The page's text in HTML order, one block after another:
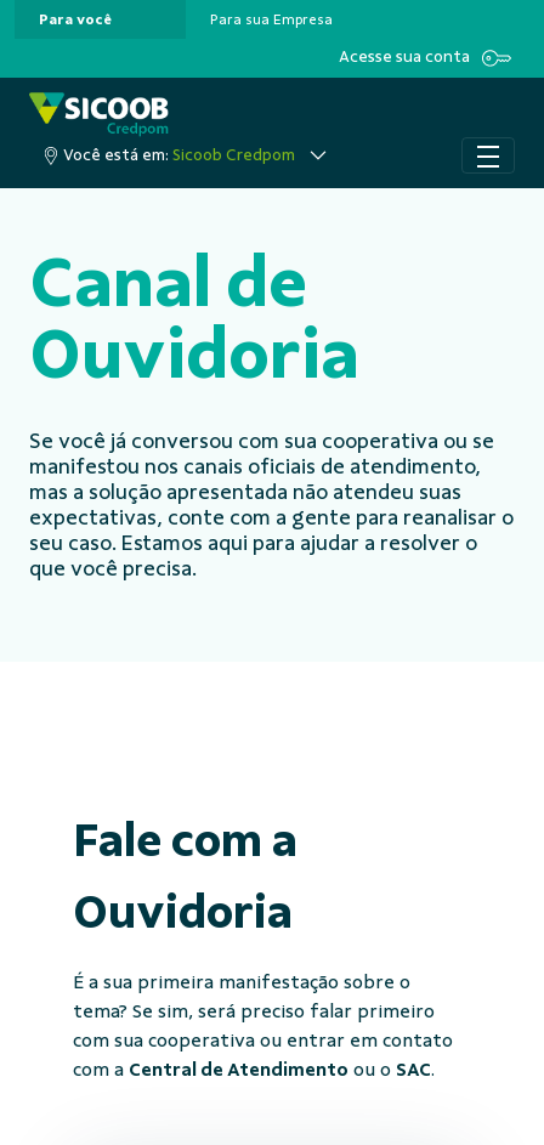
Pular para o Conteúdo principal
Para você Para sua Empresa
Acesse sua conta
Você está em: Sicoob Credpom
Canal de
Ouvidoria
Se você já conversou com sua cooperativa ou se
manifestou nos canais oficiais de atendimento,
mas a solução apresentada não atendeu suas
expectativas, conte com a gente para reanalisar o
seu caso. Estamos aqui para ajudar a resolver o
que você precisa.
Fale com a
Ouvidoria
É a sua primeira manifestação sobre o
tema? Se sim, será preciso falar primeiro
com sua cooperativa ou entrar em contato
com a Central de Atendimento ou o SAC.